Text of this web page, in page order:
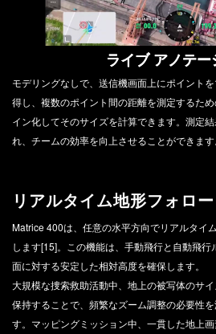
ライブ アノテー
モデリングなしで、送信機画面上にポイント
得し、複数のポイント間の距離を測定するた
イン化してそのサイズを計算できます。測定
れ、チームの効率を向上させることができます
リアルタイム地形フォロー
Matrice 400は、任意の水平方向でリアルタイ
します[15]。この機能は、手動飛行と自動飛
面に対する安定した相対高度を確保します。
大規模な捜索救助活動中、地上の被写体のサ
保持することで、頻繁なズーム調整の必要性
す。マッピングミッション中、一貫した地上